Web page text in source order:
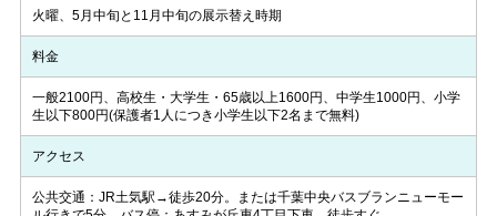
火曜、5月中旬と11月中旬の展示替え時期
料金
一般2100円、高校生・大学生・65歳以上1600円、中学生1000円、小学
生以下800円(保護者1人につき小学生以下2名まで無料)
アクセス
公共交通：JR土気駅→徒歩20分。または千葉中央バスブランニューモー